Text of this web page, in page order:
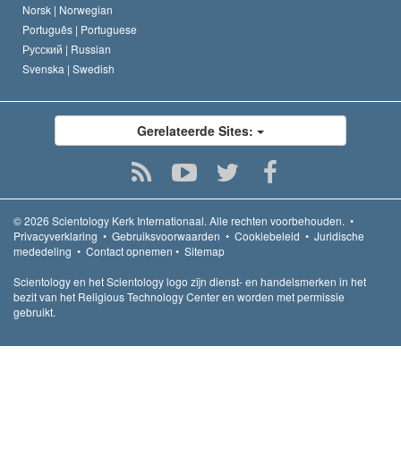
Norsk | Norwegian
Português | Portuguese
Русский | Russian
Svenska | Swedish
Gerelateerde Sites:
© 2026 Scientology Kerk Internationaal. Alle rechten voorbehouden. •
Privacyverklaring • Gebruiksvoorwaarden • Cookiebeleid • Juridische
mededeling • Contact opnemen • Sitemap
Scientology en het Scientology logo zijn dienst- en handelsmerken in het
bezit van het Religious Technology Center en worden met permissie
gebruikt.